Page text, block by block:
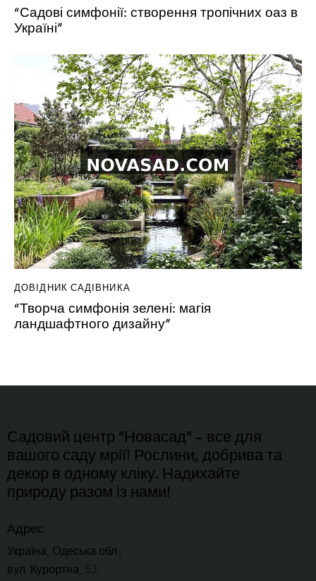
“Садові симфонії: створення тропічних оаз в
Україні”
ДОВІДНИК САДІВНИКА
“Творча симфонія зелені: магія
ландшафтного дизайну”
Садовий центр "Новасад" - все для
вашого саду мрії! Рослини, добрива та
декор в одному кліку. Надихайте
природу разом із нами!
Адрес
Україна, Одеська обл.,
вул. Курортна, 53